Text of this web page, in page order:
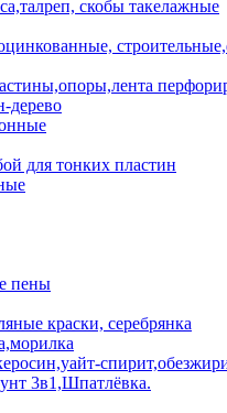
скобы такелажные
дерево
для тонких пластин
пены
краски, серебрянка
3в1,Шпатлёвка.